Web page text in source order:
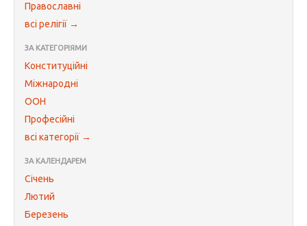
Православні
всі релігії →
ЗА КАТЕГОРІЯМИ
Конституційні
Міжнародні
ООН
Професійні
всі категорії →
ЗА КАЛЕНДАРЕМ
Січень
Лютий
Березень